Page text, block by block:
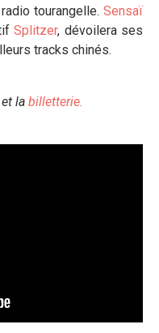
tourangelle. Sensaï
Splitzer, dévoilera ses
tracks chinés.
et la billetterie.